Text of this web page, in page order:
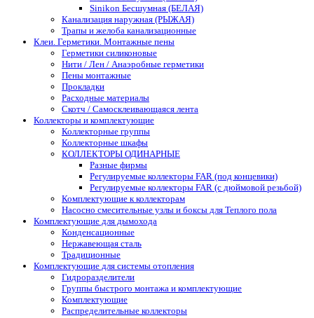
Sinikon Бесшумная (БЕЛАЯ)
Канализация наружная (РЫЖАЯ)
Трапы и желоба канализационные
Клеи. Герметики. Монтажные пены
Герметики силиконовые
Нити / Лен / Анаэробные герметики
Пены монтажные
Прокладки
Расходные материалы
Скотч / Самосклеивающаяся лента
Коллекторы и комплектующие
Коллекторные группы
Коллекторные шкафы
КОЛЛЕКТОРЫ ОДИНАРНЫЕ
Разные фирмы
Регулируемые коллекторы FAR (под концевики)
Регулируемые коллекторы FAR (с дюймовой резьбой)
Комплектующие к коллекторам
Насосно смесительные узлы и боксы для Теплого пола
Комплектующие для дымохода
Конденсационные
Нержавеющая сталь
Традиционные
Комплектующие для системы отопления
Гидроразделители
Группы быстрого монтажа и комплектующие
Комплектующие
Распределительные коллекторы